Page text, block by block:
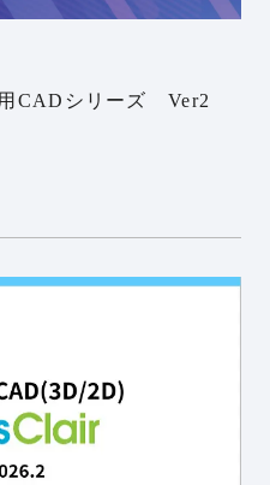
CADシリーズ Ver2